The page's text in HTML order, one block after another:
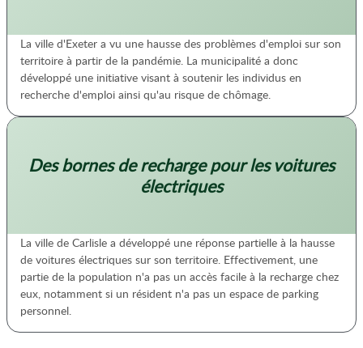
La ville d'Exeter a vu une hausse des problèmes d'emploi sur son
territoire à partir de la pandémie. La municipalité a donc
développé une initiative visant à soutenir les individus en
recherche d'emploi ainsi qu'au risque de chômage.
Des bornes de recharge pour les voitures
électriques
La ville de Carlisle a développé une réponse partielle à la hausse
de voitures électriques sur son territoire. Effectivement, une
partie de la population n'a pas un accès facile à la recharge chez
eux, notamment si un résident n'a pas un espace de parking
personnel.